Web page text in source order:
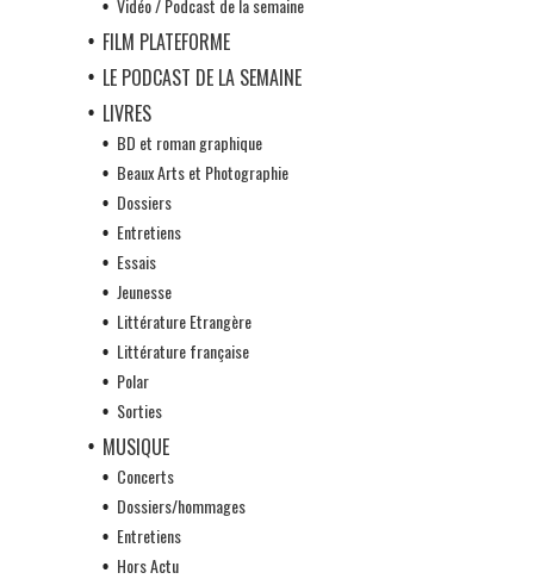
Vidéo / Podcast de la semaine
FILM PLATEFORME
LE PODCAST DE LA SEMAINE
LIVRES
BD et roman graphique
Beaux Arts et Photographie
Dossiers
Entretiens
Essais
Jeunesse
Littérature Etrangère
Littérature française
Polar
Sorties
MUSIQUE
Concerts
Dossiers/hommages
Entretiens
Hors Actu